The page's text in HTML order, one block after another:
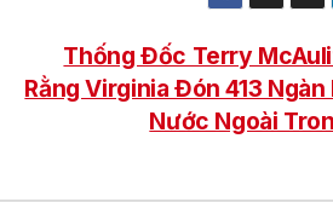
Thống Đốc Terry
Rằng Virginia Đón 413
Nước Ngoài